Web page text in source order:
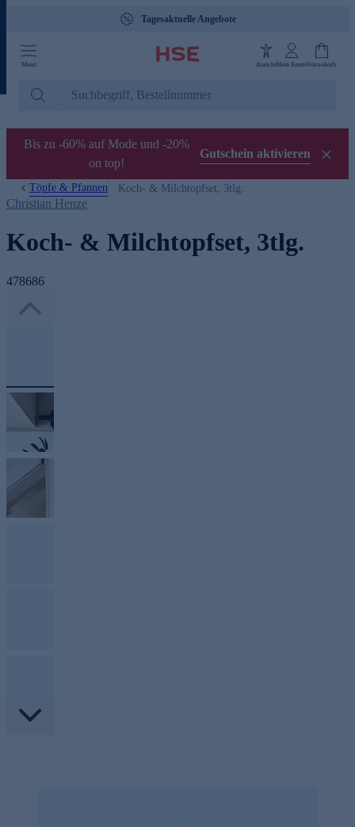
Tagesaktuelle Angebote
Menü AnsichtMein KontoWarenkorb
Bis zu -60% auf Mode und -20%
on top!
Gutschein aktivieren
Töpfe & Pfannen Koch- & Milchtopfset, 3tlg.
Christian Henze
Koch- & Milchtopfset, 3tlg.
478686